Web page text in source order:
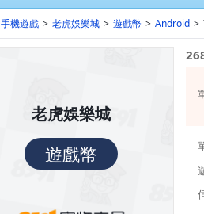
手機遊戲 > 老虎娛樂城 > 遊戲幣 > Android >
老虎娛樂城
遊戲幣